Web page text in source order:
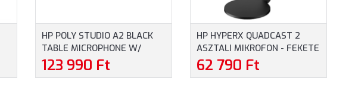
HP POLY STUDIO A2 BLACK
TABLE MICROPHONE W/
MOUNTING PLATE I/O CABLES
(B22X6AA)
123 990 Ft
HP HYPERX QUADCAST 2
ASZTALI MIKROFON - FEKETE
SZÍNBEN (872V1AA)
62 790 Ft